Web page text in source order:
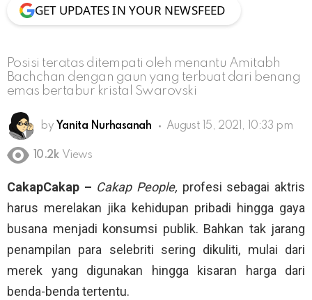
GET UPDATES IN YOUR NEWSFEED
Posisi teratas ditempati oleh menantu Amitabh
Bachchan dengan gaun yang terbuat dari benang
emas bertabur kristal Swarovski
by Yanita Nurhasanah August 15, 2021, 10:33 pm
10.2k Views
CakapCakap – Cakap People, profesi sebagai aktris
harus merelakan jika kehidupan pribadi hingga gaya
busana menjadi konsumsi publik. Bahkan tak jarang
penampilan para selebriti sering dikuliti, mulai dari
merek yang digunakan hingga kisaran harga dari
benda-benda tertentu.